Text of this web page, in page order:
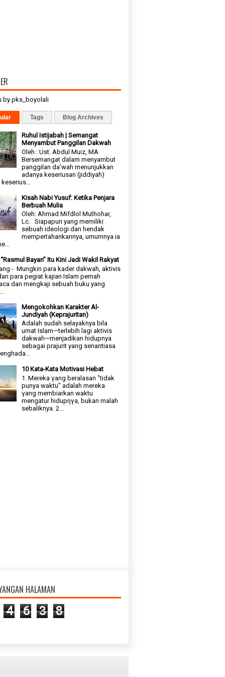
by pks_boyolali
Tags Blog Archives
Ruhul Istijabah | Semangat
Menyambut Panggilan Dakwah
Oleh : Ust. Abdul Muiz, MA
Bersemangat dalam menyambut
panggilan da’wah menunjukkan
adanya keseriusan (jiddiyah)
Kisah Nabi Yusuf: Ketika Penjara
Berbuah Mulia
Oleh: Ahmad Mifdlol Muthohar,
Lc. Siapapun yang memiliki
sebuah ideologi dan hendak
mempertahankannya, umumnya ia
Bayan” Itu Kini Jadi Wakil Rakyat
- Mungkin para kader dakwah, aktivis
para pegiat kajian Islam pernah
dan mengkaji sebuah buku yang
Mengokohkan Karakter Al-
Jundiyah (Keprajuritan)
Adalah sudah selayaknya bila
umat Islam—terlebih lagi aktivis
dakwah—menjadikan hidupnya
sebagai prajurit yang senantiasa
10 Kata-Kata Motivasi Hebat
1. Mereka γang beralasan "tidak
punya waktu" adalah mereka
γang membiarkan waktu
mengatur hidupηγa, bukan malah
sebaliknya. 2...
HALAMAN
4 6 3 8